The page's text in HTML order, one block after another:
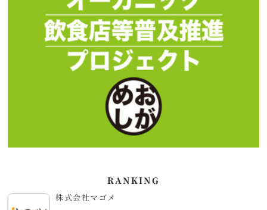
RANKING
株式会社マゴメ